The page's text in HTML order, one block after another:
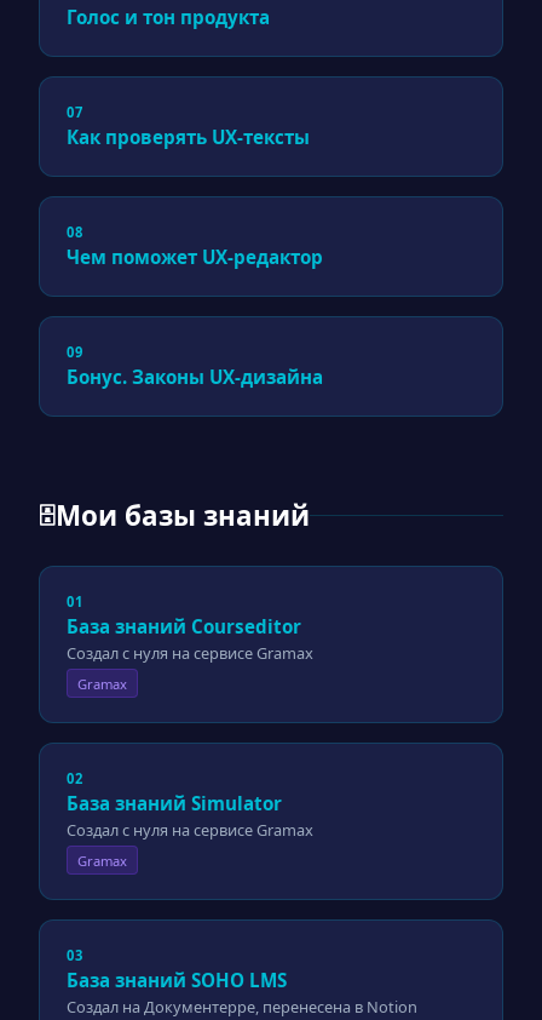
Голос и тон продукта
07
Как проверять UX-тексты
08
Чем поможет UX-редактор
09
Бонус. Законы UX-дизайна
🗄Мои базы знаний
01
База знаний Courseditor
Создал с нуля на сервисе Gramax
Gramax
02
База знаний Simulator
Создал с нуля на сервисе Gramax
Gramax
03
База знаний SOHO LMS
Создал на Документерре, перенесена в Notion